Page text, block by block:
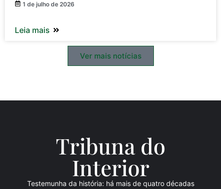
1 de julho de 2026
Leia mais
Ver mais notícias
Tribuna do
Interior
Testemunha da história: há mais de quatro décadas